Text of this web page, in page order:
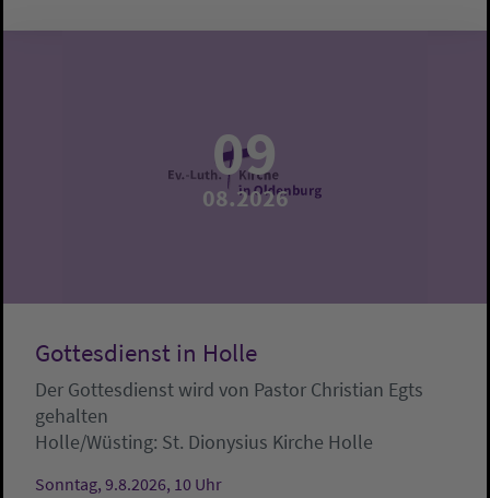
09
08.2026
Gottesdienst in Holle
Der Gottesdienst wird von Pastor Christian Egts
gehalten
Holle/Wüsting: St. Dionysius Kirche Holle
Sonntag, 9.8.2026, 10 Uhr